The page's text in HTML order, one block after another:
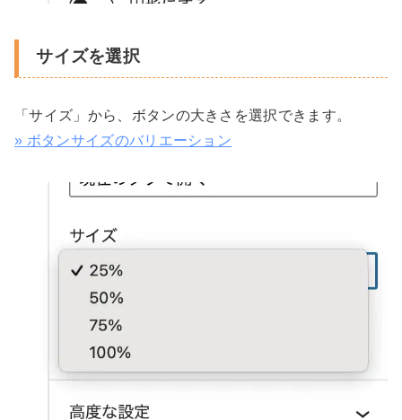
サイズを選択
「サイズ」から、ボタンの大きさを選択できます。
» ボタンサイズのバリエーション